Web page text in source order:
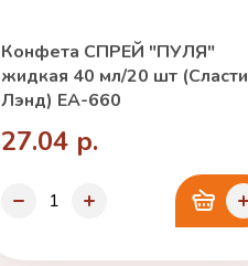
Конфета СПРЕЙ "ПУЛЯ"
жидкая 40 мл/20 шт (Сласти
Лэнд) ЕА-660
27.04 р.